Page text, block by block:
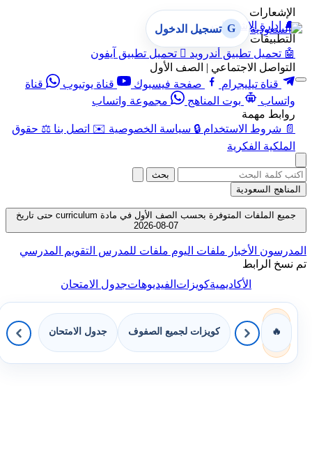
الإشعارات
🔔 إدارة الإشعارات
التطبيقات
🤖 تحميل تطبيق أندرويد  تحميل تطبيق آيفون
التواصل الاجتماعي | الصف الأول
قناة تيليجرام
صفحة فيسبوك قناة يوتيوب
قناة
واتساب
بوت المناهج
مجموعة واتساب
روابط مهمة
📄 شروط الاستخدام 🔒 سياسة الخصوصية ✉️ اتصل بنا ⚖️ حقوق
الملكية الفكرية
G تسجيل الدخول
بحث
المناهج السعودية
جميع الملفات المتوفرة بحسب الصف الأول في مادة curriculum حتى تاريخ
07-08-2026
المدرسون الأخبار ملفات اليوم ملفات للمدرس التقويم المدرسي
تم نسخ الرابط
الأكاديميةكويزاتالفيديوهاتجدول الامتحان
🔥 كويزات لجميع الصفوف جدول الامتحان